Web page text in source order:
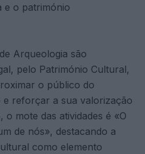
e o património
Arqueologia são
pelo Património Cultural,
o público do
e reforçar a sua valorização
o mote das atividades é «O
de nós», destacando a
como elemento